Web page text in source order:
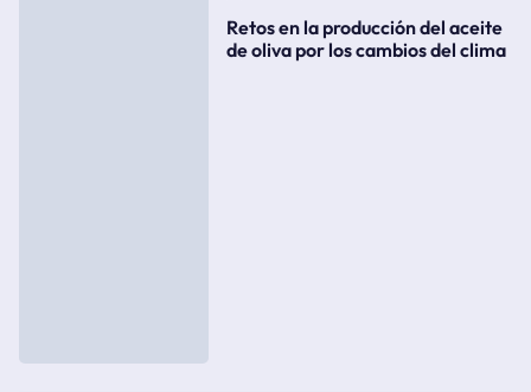
Retos en la producción del aceite
de oliva por los cambios del clima